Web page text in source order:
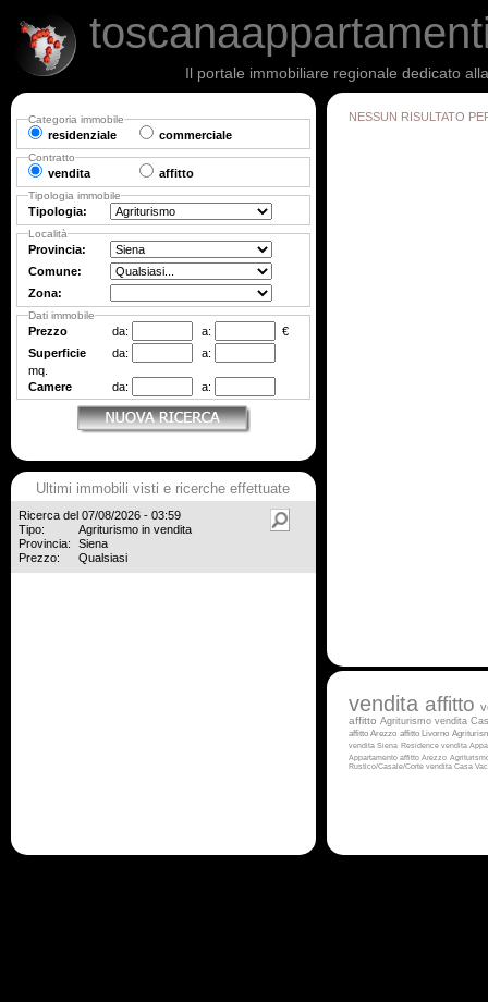
Il portale immobiliare regionale dedicato
NESSUN RISULTATO
vendita affitto
affitto Agriturismo vendita
affitto Arezzo affitto Livorno
vendita Siena Residence vendita
Appartamento affitto Arezzo
Rustico/Casale/Corte vendita Casa
Categoria immobile
residenziale commerciale
Contratto
vendita affitto
Tipologia immobile
Tipologia:
Località
Provincia:
Comune:
Zona:
Dati immobile
Prezzo da: a:
€
Superficie
da:
a:
mq.
Camere
da: a:
Ultimi immobili visti e ricerche effettuate
Ricerca del 07/08/2026 - 03:59
Tipo:
Agriturismo in vendita
Provincia:
Siena
Prezzo:
Qualsiasi